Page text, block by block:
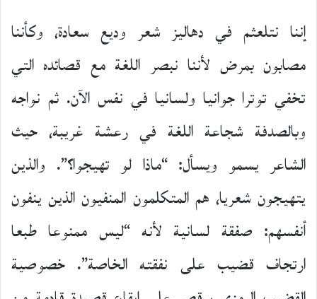
إننا نتلعثم في دهاليز شعر وديع سعادة، وكأننا
مصابون بمرض لأننا نبصر اللغة مع قصائده التي
تخفي توترا جوانيا ولسانيا في نفس الآن. ثم نواجه
وبالصدفة شجاعة اللغة في رعشة غريبة، حيث
الشاعر يسمو ويسأل: “ماذا لو تهيجوا؟”. والذين
يتهيجون شعريا، هم المتكلمون المنفيون الذين ينفون
أنفسهم: صفقة لسانية لأنه “ليس ممنوعا طبعا
ارتجاف قضيب على نفقته الخاصة”. خصوصية